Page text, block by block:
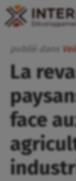
publié dans
La
face